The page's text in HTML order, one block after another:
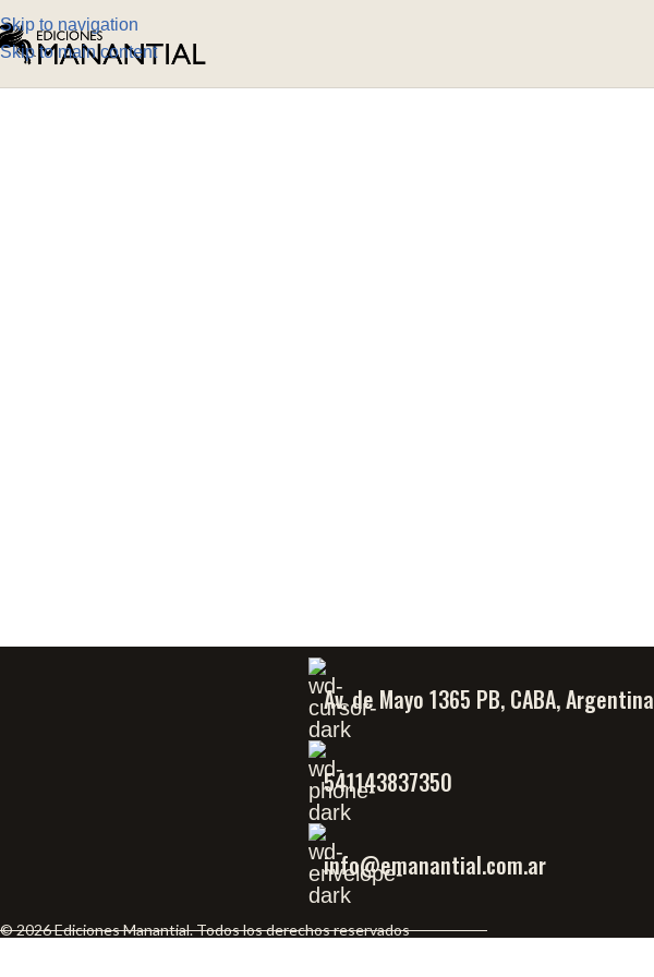
Skip to navigation
Skip to main content
Av. de Mayo 1365 PB, CABA, Argentina
541143837350
info@emanantial.com.ar
© 2026 Ediciones Manantial. Todos los derechos reservados